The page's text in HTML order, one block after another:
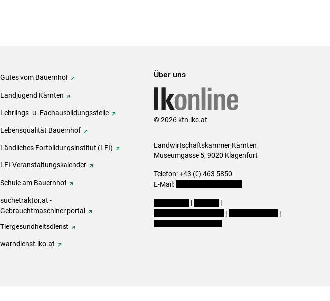
Gutes vom Bauernhof
Landjugend Kärnten
Lehrlings- u. Fachausbildungsstelle
Lebensqualität Bauernhof
Ländliches Fortbildungsinstitut (LFI)
LFI-Veranstaltungskalender
Schule am Bauernhof
suchetraktor.at -
Gebrauchtmaschinenportal
Tiergesundheitsdienst
warndienst.lko.at
Über uns
© 2026 ktn.lko.at
Landwirtschaftskammer Kärnten
Museumgasse 5, 9020 Klagenfurt
Telefon: +43 (0) 463 5850
E-Mail:
|
|
|
|